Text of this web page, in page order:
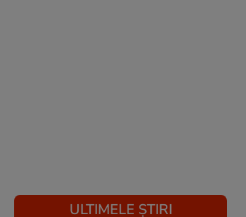
ULTIMELE ȘTIRI